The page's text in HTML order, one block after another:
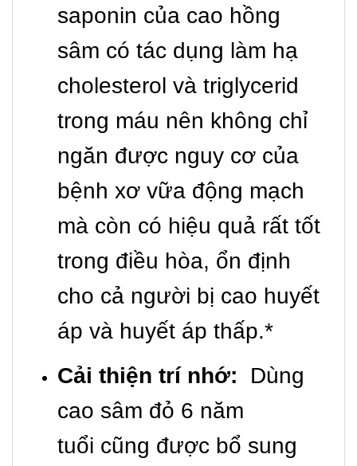
saponin của cao hồng
sâm có tác dụng làm hạ
cholesterol và triglycerid
trong máu nên không chỉ
ngăn được nguy cơ của
bệnh xơ vữa động mạch
mà còn có hiệu quả rất tốt
trong điều hòa, ổn định
cho cả người bị cao huyết
áp và huyết áp thấp.*
Cải thiện trí nhớ:
Dùng
cao sâm đỏ 6 năm
tuổi cũng được bổ sung